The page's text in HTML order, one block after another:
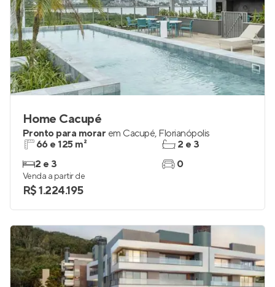
Home Cacupé
Pronto para morar em Cacupé, Florianópolis
66 e 125 m²
2 e 3
2 e 3
0
Venda a partir de
R$ 1.224.195